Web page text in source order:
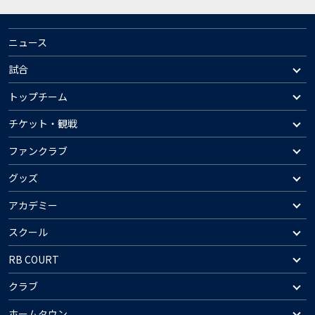
ニュース
試合
トップチーム
チケット・観戦
ファンクラブ
グッズ
アカデミー
スクール
RB COURT
クラブ